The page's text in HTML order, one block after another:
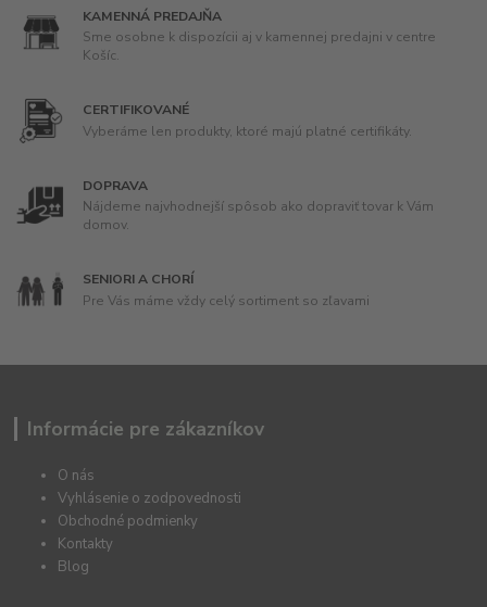
KAMENNÁ PREDAJŇA
Sme osobne k dispozícii aj v kamennej predajni v centre
Košíc.
CERTIFIKOVANÉ
Vyberáme len produkty, ktoré majú platné certifikáty.
DOPRAVA
Nájdeme najvhodnejší spôsob ako dopraviť tovar k Vám
domov.
SENIORI A CHORÍ
Pre Vás máme vždy celý sortiment so zľavami
Informácie pre zákazníkov
O nás
Vyhlásenie o zodpovednosti
Obchodné podmienky
Kontakty
Blog